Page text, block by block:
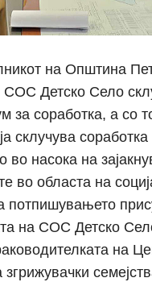
на Општина
Детско Село
за соработка, а со
склучува
во насока на
во областа на
потпишувањето
на СОС Детско
на